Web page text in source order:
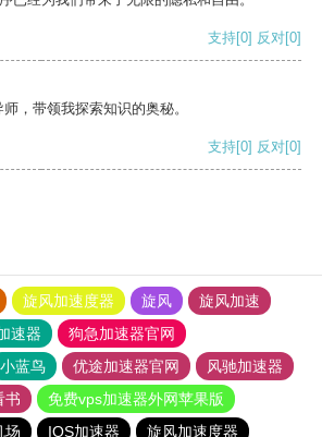
支持[0] 反对[0]
，带领我探索知识的奥秘。
支持[0] 反对[0]
旋风加速度器 旋风
旋风加速
速器
狗急加速器官网
小蓝鸟 优途加速器官网
风驰加速器
书
免费vps加速器外网苹果版
场 IOS加速器
旋风加速度器